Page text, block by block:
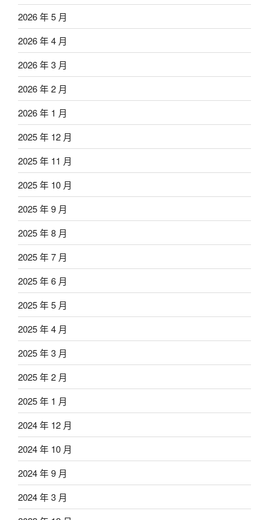
2026 年 5 月
2026 年 4 月
2026 年 3 月
2026 年 2 月
2026 年 1 月
2025 年 12 月
2025 年 11 月
2025 年 10 月
2025 年 9 月
2025 年 8 月
2025 年 7 月
2025 年 6 月
2025 年 5 月
2025 年 4 月
2025 年 3 月
2025 年 2 月
2025 年 1 月
2024 年 12 月
2024 年 10 月
2024 年 9 月
2024 年 3 月